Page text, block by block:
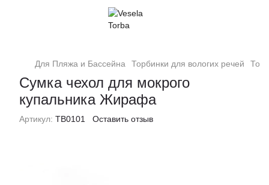
Для Пляжа и Бассейна Торбинки для вологих речей
Сумка чехол для мокрого
купальника Жирафа
Артикул: ТВ0101 Оставить отзыв